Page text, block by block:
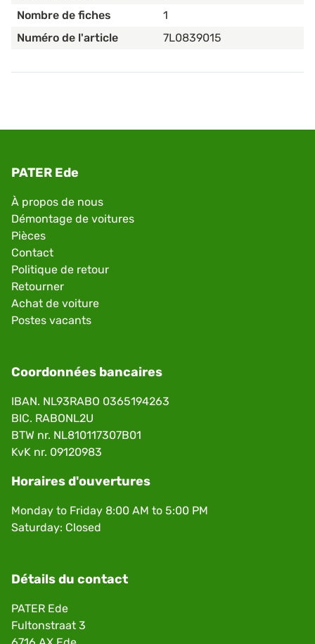
Nombre de fiches
1
Numéro de l'article
7L0839015
PATER Ede
À propos de nous
Démontage de voitures
Pièces
Contact
Politique de retour
Retourner
Achat de voiture
Postes vacants
Coordonnées bancaires
IBAN. NL93RABO 0365194263
BIC. RABONL2U
BTW nr. NL810117307B01
KvK nr. 09120983
Horaires d'ouvertures
Monday to Friday 8:00 AM to 5:00 PM
Saturday: Closed
Détails du contact
PATER Ede
Fultonstraat 3